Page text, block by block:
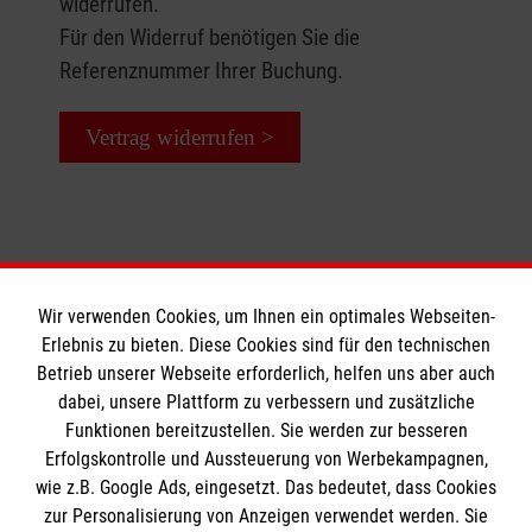
Erste-Hilfe-Grundlehrgang buchen
Maßnahmen bei Bewusstlosigkeit und
Atemstörungen
sowie Pseudokrupp, Asthma und
Allergien.
Teilnehmergruppe:
Jugendgruppenleiter etc.
Kursdauer:
8 Unterrichtseinheiten a 45 Minuten
Jetzt Kurs buchen: Erste Hilfe bei
Kindernotfällen
die Verhinderung von Unfällen
das Erkennen von Notfallsituationen bei
Erwachsenen
Maßnahmen bei Verbrennungen,
Atemstörungen
Allergien.
Teilnehmergruppe:
Erzieherinnen und Erzieher, Betreuerinnen und
Betreuer, Personen, die beruflich mit Kindern
zu tun haben
Für den Widerruf benötigen Sie die
Referenznummer Ihrer Buchung.
Vertrag widerrufen >
Informationen
Impressum
Datenschutz
Die Malteser
Wir verwenden Cookies, um Ihnen ein optimales Webseiten-
Erlebnis zu bieten. Diese Cookies sind für den technischen
Betrieb unserer Webseite erforderlich, helfen uns aber auch
dabei, unsere Plattform zu verbessern und zusätzliche
Funktionen bereitzustellen. Sie werden zur besseren
Erfolgskontrolle und Aussteuerung von Werbekampagnen,
wie z.B. Google Ads, eingesetzt. Das bedeutet, dass Cookies
zur Personalisierung von Anzeigen verwendet werden. Sie